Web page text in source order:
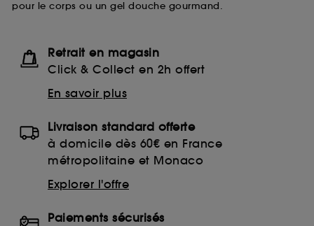
pour le corps ou un gel douche gourmand.
Retrait en magasin
Click & Collect en 2h offert
En savoir plus
Livraison standard offerte
à domicile dès 60€ en France
métropolitaine et Monaco
Explorer l'offre
Paiements sécurisés
navigation collectées par ces Cookies, pour les
ou en magasin. Pour refuser tous les cookies, cliques
sur "continuer sans accepter". Voous pouvez à tout
moment choisir de retirer votrte consentement. Si vous
souhaitez obtenir plus d'information sur les cookies